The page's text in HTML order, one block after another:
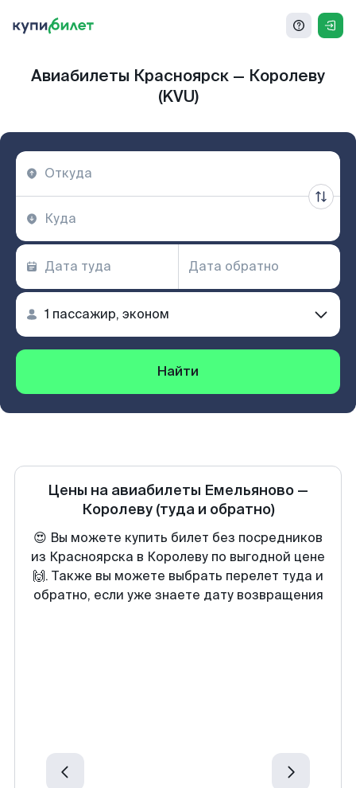
Авиабилеты Красноярск — Королеву
(KVU)
Найти
Цены на авиабилеты Емельяново —
Королеву (туда и обратно)
😍 Вы можете купить билет без посредников
из Красноярска в Королеву по выгодной цене
🙌. Также вы можете выбрать перелет туда и
обратно, если уже знаете дату возвращения